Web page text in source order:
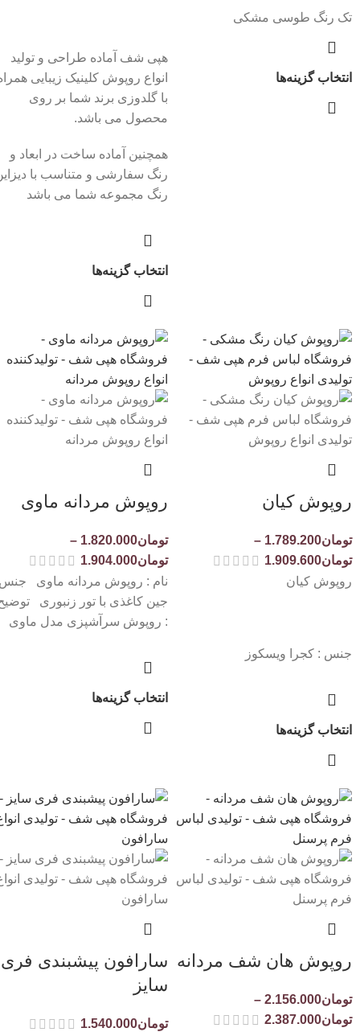
تک رنگ طوسی مشکی
انتخاب گزینه‌ها
هپی شف آماده طراحی و تولید
انواع روپوش کلینیک زیبایی
با گلدوزی برند شما بر روی
محصول می باشد.
همچنین آماده ساخت در ابعاد و
رنگ سفارشی و متناسب با
رنگ مجموعه شما می باشد
انتخاب گزینه‌ها
روپوش کیان
تومان1.789.200
–
تومان1.909.600
روپوش کیان
جنس : کجرا ویسکوز
انتخاب گزینه‌ها
روپوش مردانه ماوی
تومان1.820.000
–
تومان1.904.000
نام : روپوش مردانه ماوی
جین کاغذی با تور زنبوری
: روپوش سرآشپزی مدل ماوی
انتخاب گزینه‌ها
روپوش هان شف مردانه
تومان2.156.000
–
تومان2.387.000
سارافون پیشبندی فری
سایز
تومان1.540.000